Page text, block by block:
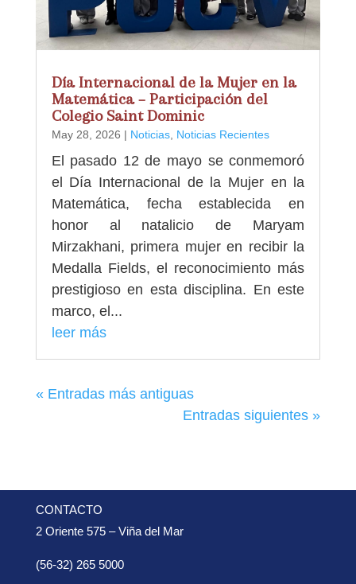
Día Internacional de la Mujer en la
Matemática – Participación del
Colegio Saint Dominic
May 28, 2026 | Noticias, Noticias Recientes
El pasado 12 de mayo se conmemoró
el Día Internacional de la Mujer en la
Matemática, fecha establecida en
honor al natalicio de Maryam
Mirzakhani, primera mujer en recibir la
Medalla Fields, el reconocimiento más
prestigioso en esta disciplina. En este
marco, el...
leer más
« Entradas más antiguas
Entradas siguientes »
CONTACTO
2 Oriente 575 – Viña del Mar
(56-32) 265 5000